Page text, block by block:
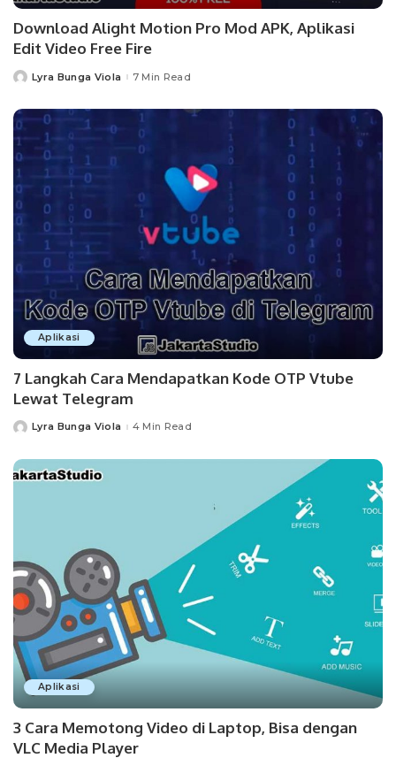
Download Alight Motion Pro Mod APK, Aplikasi
Edit Video Free Fire
PostedLyra Bunga Viola 7 Min Read
Aplikasi
7 Langkah Cara Mendapatkan Kode OTP Vtube
Lewat Telegram
PostedLyra Bunga Viola 4 Min Read
Aplikasi
3 Cara Memotong Video di Laptop, Bisa dengan
VLC Media Player